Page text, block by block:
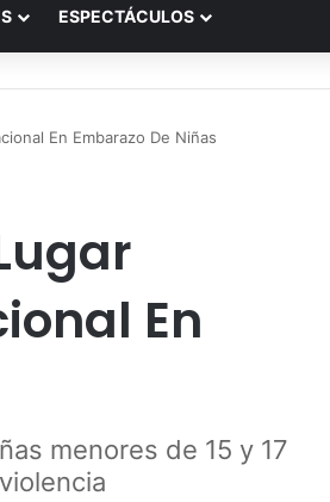
ESPECTÁCULOS
En Embarazo De Niñas
En
menores de 15 y 17